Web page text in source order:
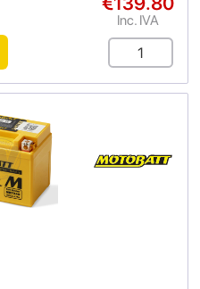
Inc. IVA